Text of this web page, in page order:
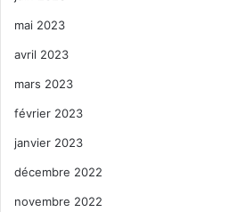
mai 2023
avril 2023
mars 2023
février 2023
janvier 2023
décembre 2022
novembre 2022